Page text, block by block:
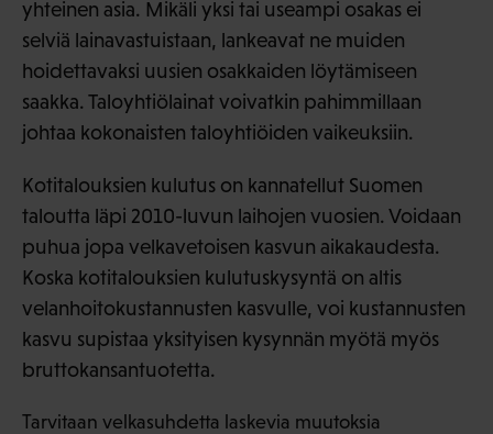
yhteinen asia. Mikäli yksi tai useampi osakas ei
selviä lainavastuistaan, lankeavat ne muiden
hoidettavaksi uusien osakkaiden löytämiseen
saakka. Taloyhtiölainat voivatkin pahimmillaan
johtaa kokonaisten taloyhtiöiden vaikeuksiin.
Kotitalouksien kulutus on kannatellut Suomen
taloutta läpi 2010-luvun laihojen vuosien. Voidaan
puhua jopa velkavetoisen kasvun aikakaudesta.
Koska kotitalouksien kulutuskysyntä on altis
velanhoitokustannusten kasvulle, voi kustannusten
kasvu supistaa yksityisen kysynnän myötä myös
bruttokansantuotetta.
Tarvitaan velkasuhdetta laskevia muutoksia